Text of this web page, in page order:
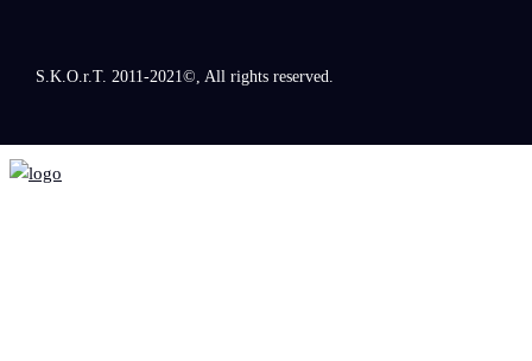
S.K.O.r.T. 2011-2021©, All rights reserved.